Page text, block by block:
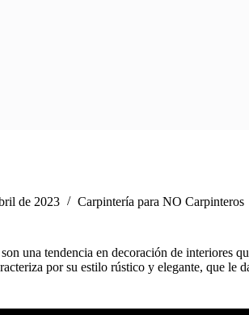
de 2023 Carpintería para NO Carpinteros
una tendencia en decoración de interiores
por su estilo rústico y elegante, que le